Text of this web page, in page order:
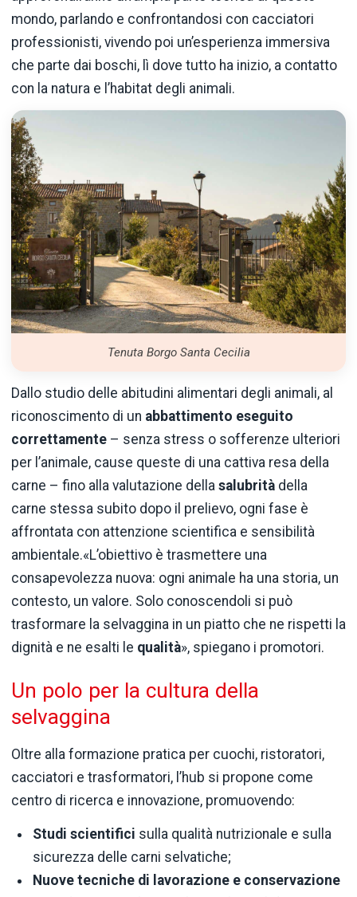
mondo, parlando e confrontandosi con cacciatori
professionisti, vivendo poi un’esperienza immersiva
che parte dai boschi, lì dove tutto ha inizio, a contatto
con la natura e l’habitat degli animali.
Tenuta Borgo Santa Cecilia
Dallo studio delle abitudini alimentari degli animali, al
riconoscimento di un abbattimento eseguito
correttamente – senza stress o sofferenze ulteriori
per l’animale, cause queste di una cattiva resa della
carne – fino alla valutazione della salubrità della
carne stessa subito dopo il prelievo, ogni fase è
affrontata con attenzione scientifica e sensibilità
ambientale.«L’obiettivo è trasmettere una
consapevolezza nuova: ogni animale ha una storia, un
contesto, un valore. Solo conoscendoli si può
trasformare la selvaggina in un piatto che ne rispetti la
dignità e ne esalti le qualità», spiegano i promotori.
Un polo per la cultura della
selvaggina
Oltre alla formazione pratica per cuochi, ristoratori,
cacciatori e trasformatori, l’hub si propone come
centro di ricerca e innovazione, promuovendo:
Studi scientifici sulla qualità nutrizionale e sulla
sicurezza delle carni selvatiche;
Nuove tecniche di lavorazione e conservazione